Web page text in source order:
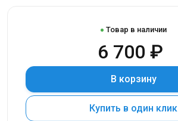
Товар в наличии
6 700 ₽
В корзину
Купить в один клик